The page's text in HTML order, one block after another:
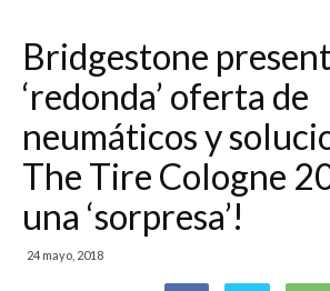
Bridgestone
‘redonda’ oferta de
neumáticos y
The Tire Cologne
una ‘sorpresa’!
24 mayo, 2018